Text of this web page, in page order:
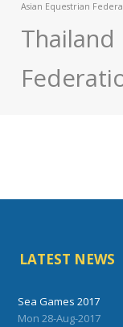
Asian Equestrian
Thailand
LATEST NEWS
Sea Games 2017
Mon 28-Aug-2017